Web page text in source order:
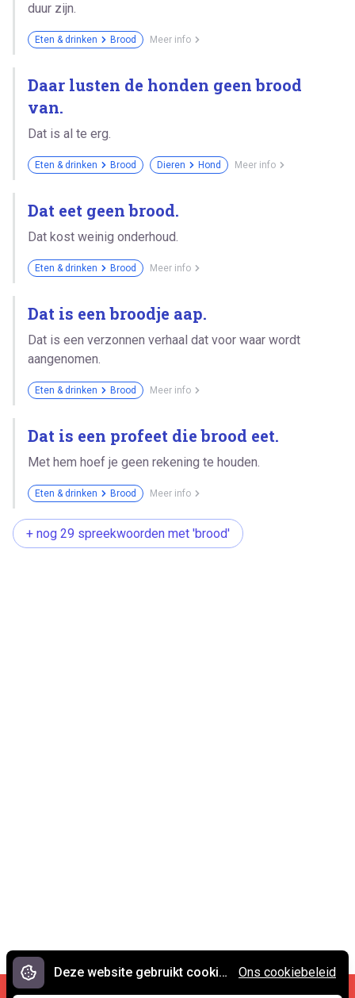
duur zijn.
Eten & drinken Brood Meer info
Daar lusten de honden geen brood
van.
Dat is al te erg.
Eten & drinken Brood Dieren Hond Meer info
Dat eet geen brood.
Dat kost weinig onderhoud.
Eten & drinken Brood Meer info
Dat is een broodje aap.
Dat is een verzonnen verhaal dat voor waar wordt
aangenomen.
Eten & drinken Brood Meer info
Dat is een profeet die brood eet.
Met hem hoef je geen rekening te houden.
Eten & drinken Brood Meer info
+ nog 29 spreekwoorden met 'brood'
Deze website gebruikt cookies. Ons cookiebeleid